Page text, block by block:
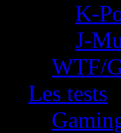
K-
J-
WTF/
Les tests